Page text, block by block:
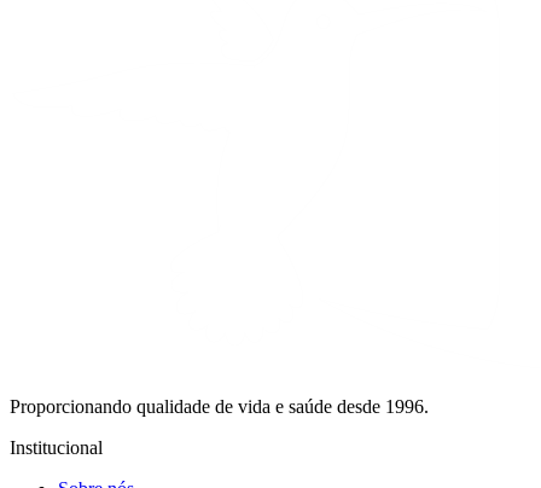
Proporcionando qualidade de vida e saúde desde 1996.
Institucional